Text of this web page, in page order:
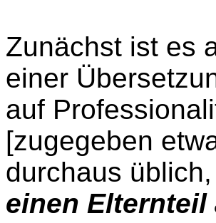
Zunächst ist es
einer
auf
[zugegeben
durchaus
einen